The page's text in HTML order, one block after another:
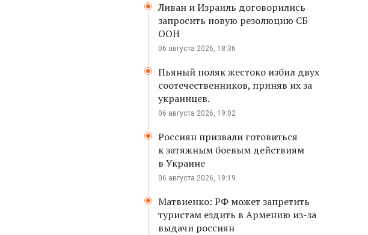
Ливан и Израиль договорились
запросить новую резолюцию СБ
ООН
06 августа 2026, 18:36
Пьяный поляк жестоко избил двух
соотечественников, приняв их за
украинцев.
06 августа 2026, 19:02
Россиян призвали готовиться
к затяжным боевым действиям
в Украине
06 августа 2026, 19:19
Матвиенко: РФ может запретить
туристам ездить в Армению из-за
выдачи россиян